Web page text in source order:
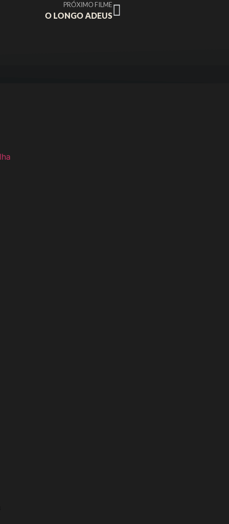
PRÓXIMO FILME
O LONGO ADEUS